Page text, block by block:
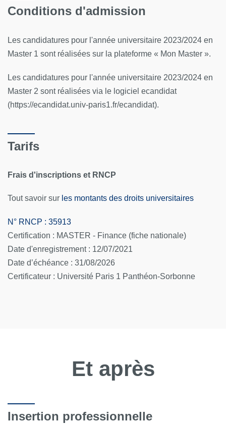
Conditions d'admission
Les candidatures pour l'année universitaire 2023/2024 en
Master 1 sont réalisées sur la plateforme « Mon Master ».
Les candidatures pour l'année universitaire 2023/2024 en
Master 2 sont réalisées via le logiciel ecandidat
(https://ecandidat.univ-paris1.fr/ecandidat).
Tarifs
Frais d'inscriptions et RNCP
Tout savoir sur les montants des droits universitaires
N° RNCP : 35913
Certification : MASTER - Finance (fiche nationale)
Date d'enregistrement : 12/07/2021
Date d’échéance : 31/08/2026
Certificateur : Université Paris 1 Panthéon-Sorbonne
Et après
Insertion professionnelle